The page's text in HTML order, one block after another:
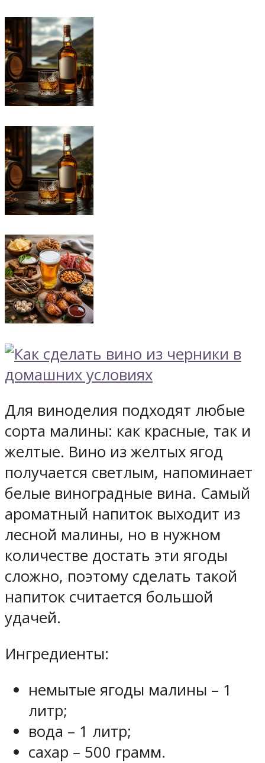
Для виноделия подходят любые
сорта малины: как красные, так и
желтые. Вино из желтых ягод
получается светлым, напоминает
белые виноградные вина. Самый
ароматный напиток выходит из
лесной малины, но в нужном
количестве достать эти ягоды
сложно, поэтому сделать такой
напиток считается большой
удачей.
Ингредиенты:
немытые ягоды малины – 1
литр;
вода – 1 литр;
сахар – 500 грамм.